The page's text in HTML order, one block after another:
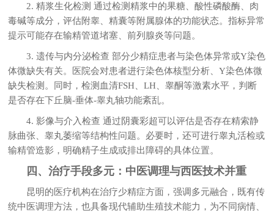
2. 精浆生化检测 通过检测精浆中的果糖、酸性磷酸酶、肉
毒碱等成分，评估附睾、精囊等附属腺体的功能状态。指标异常
提示可能存在输精管道堵塞、前列腺炎等问题。
3. 遗传与内分泌检查 部分少精症患者与染色体异常或Y染色
体微缺失有关。医院会对患者进行染色体核型分析、Y染色体微
缺失检测。同时，检测血清FSH、LH、睾酮等激素水平，判断
是否存在下丘脑-垂体-睾丸轴功能紊乱。
4. 影像与介入检查 通过阴囊彩超可以评估是否存在精索静
脉曲张、睾丸萎缩等结构性问题。必要时，还可进行睾丸活检或
输精管造影，明确精子生成或排出障碍的具体位置。
四、治疗手段多元：中医调理与西医技术并重
昆明的医疗机构在治疗少精症方面，强调多元融合，既有传
统中医调理方法，也具备现代辅助生殖技术能力，为不同病情、